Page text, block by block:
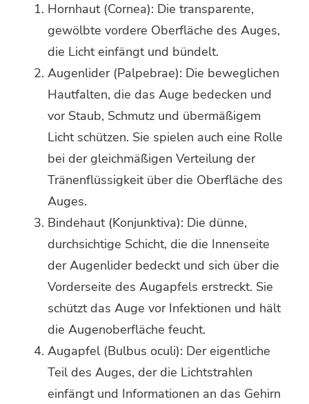
Hornhaut (Cornea): Die transparente,
gewölbte vordere Oberfläche des Auges,
die Licht einfängt und bündelt.
Augenlider (Palpebrae): Die beweglichen
Hautfalten, die das Auge bedecken und
vor Staub, Schmutz und übermäßigem
Licht schützen. Sie spielen auch eine Rolle
bei der gleichmäßigen Verteilung der
Tränenflüssigkeit über die Oberfläche des
Auges.
Bindehaut (Konjunktiva): Die dünne,
durchsichtige Schicht, die die Innenseite
der Augenlider bedeckt und sich über die
Vorderseite des Augapfels erstreckt. Sie
schützt das Auge vor Infektionen und hält
die Augenoberfläche feucht.
Augapfel (Bulbus oculi): Der eigentliche
Teil des Auges, der die Lichtstrahlen
einfängt und Informationen an das Gehirn